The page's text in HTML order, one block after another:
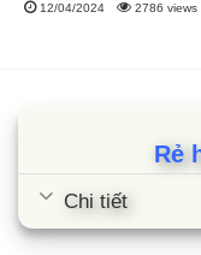
Máy giặt Sharp cửa
Thiết kế máy
mở cửa máy
12/04/2024 2786 views
Rẻ
Chi tiết